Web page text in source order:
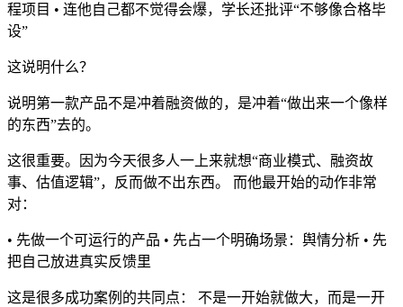
程项目 • 连他自己都不觉得会爆，学长还批评“不够像合格毕
设”
这说明什么？
说明第一款产品不是冲着融资做的，是冲着“做出来一个像样
的东西”去的。
这很重要。因为今天很多人一上来就想“商业模式、融资故
事、估值逻辑”，反而做不出东西。 而他最开始的动作非常
对：
• 先做一个可运行的产品 • 先占一个明确场景：舆情分析 • 先
把自己放进真实反馈里
这是很多成功案例的共同点： 不是一开始就做大，而是一开